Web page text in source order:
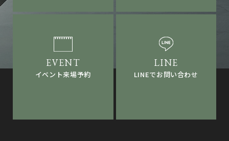
イベント来場予約 LINEでお問い合わせ